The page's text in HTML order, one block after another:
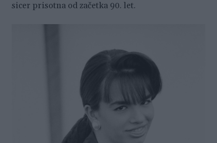
sicer prisotna od začetka 90. let.